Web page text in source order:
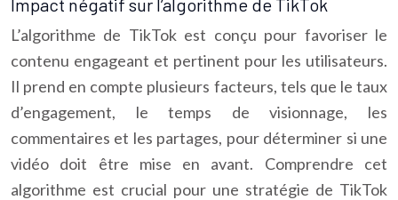
Impact négatif sur l’algorithme de TikTok
L’algorithme de TikTok est conçu pour favoriser le
contenu engageant et pertinent pour les utilisateurs.
Il prend en compte plusieurs facteurs, tels que le taux
d’engagement, le temps de visionnage, les
commentaires et les partages, pour déterminer si une
vidéo doit être mise en avant. Comprendre cet
algorithme est crucial pour une stratégie de TikTok